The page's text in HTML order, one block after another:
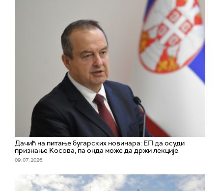
Дачић на питање бугарских новинара: ЕП да осуди
признање Kосова, па онда може да држи лекције
09. 07. 2026.